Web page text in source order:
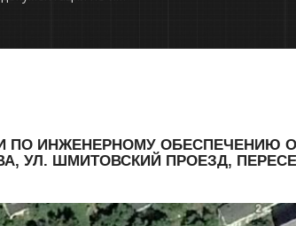
ПО ИНЖЕНЕРНОМУ ОБЕСПЕЧЕНИЮ
УЛ. ШМИТОВСКИЙ ПРОЕЗД,